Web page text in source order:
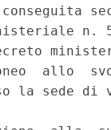
n.
allo
la sede